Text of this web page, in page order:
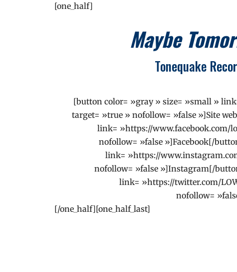
[one_half]
Maybe
Tonequake
[button color= »gray » size= »small »
target= »true » nofollow= »false »]Site
link= »https://www.facebook.com/
nofollow= »false »]Facebook[/
link= »https://
nofollow= »false »]Instagram[/
link= »https://twitter.com/
nofollow=
[/one_half][one_half_last]